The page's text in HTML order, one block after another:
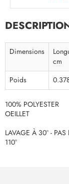
Dimensions
cm
Poids
100% POLYESTER
OEILLET
LAVAGE À 30° -
110°